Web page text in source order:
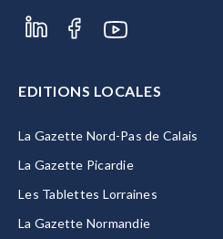
EDITIONS LOCALES
La Gazette Nord-Pas de Calais
La Gazette Picardie
Les Tablettes Lorraines
La Gazette Normandie